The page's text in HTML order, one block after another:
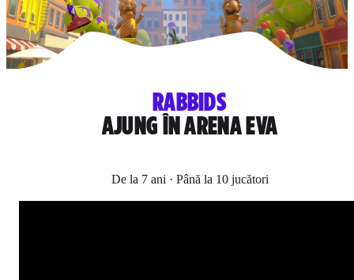
RABBIDS
AJUNG ÎN ARENA EVA
De la 7 ani · Până la 10 jucători